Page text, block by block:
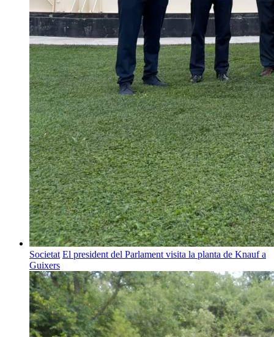
Societat El president del Parlament visita la planta de Knauf a
Guixers